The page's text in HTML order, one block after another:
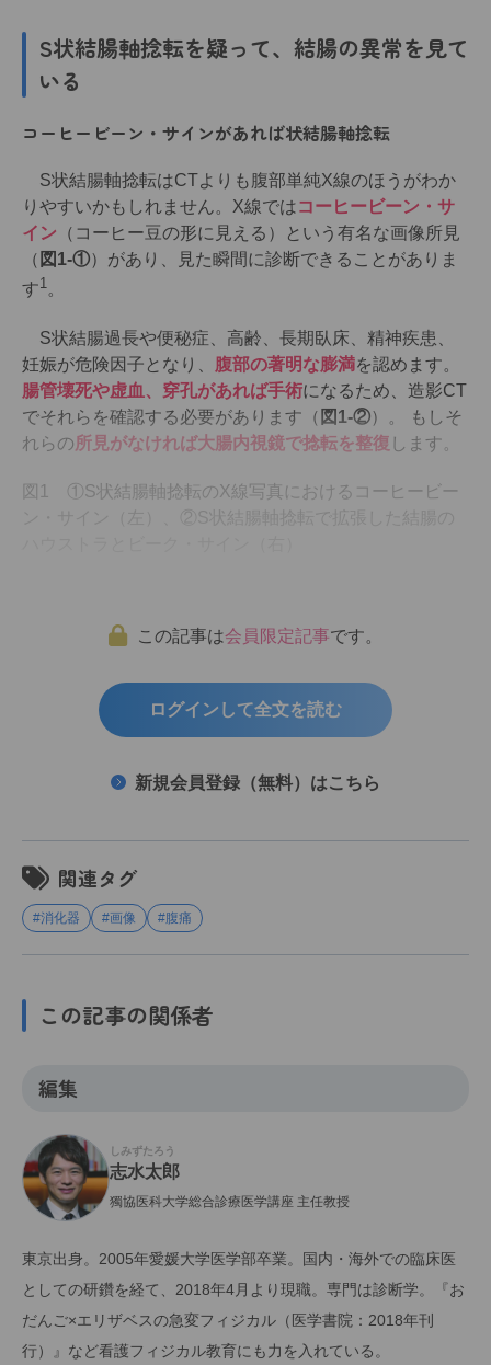
S状結腸軸捻転を疑って、結腸の異常を見て
いる
コーヒービーン・サインがあれば状結腸軸捻転
S状結腸軸捻転はCTよりも腹部単純X線のほうがわか
りやすいかもしれません。X線ではコーヒービーン・サ
イン （コーヒー豆の形に見える）という有名な画像所見
（ 図1-①）があり、見た瞬間に診断できることがありま
す1。
S状結腸過長や便秘症、高齢、長期臥床、精神疾患、
妊娠が危険因子となり、
腹部の著明な膨満を認めます。
腸管壊死や虚血、穿孔があれば手術になるため、造影CT
でそれらを確認する必要があります（ 図1-②）。 もしそ
れらの 所見がなければ大腸内視鏡で捻転を整復 します。
図1 ①S状結腸軸捻転のX線写真におけるコーヒービー
ン・サイン（左）、②S状結腸軸捻転で拡張した結腸の
この記事は会員限定記事です。
ログインして全文を読む
新規会員登録（無料）はこちら
関連タグ
#消化器 #画像 #腹痛
この記事の関係者
編集
しみずたろう
志水太郎
獨協医科大学総合診療医学講座 主任教授
東京出身。2005年愛媛大学医学部卒業。国内・海外での臨床医
としての研鑽を経て、2018年4月より現職。専門は診断学。『お
だんご×エリザベスの急変フィジカル（医学書院：2018年刊
行）』など看護フィジカル教育にも力を入れている。